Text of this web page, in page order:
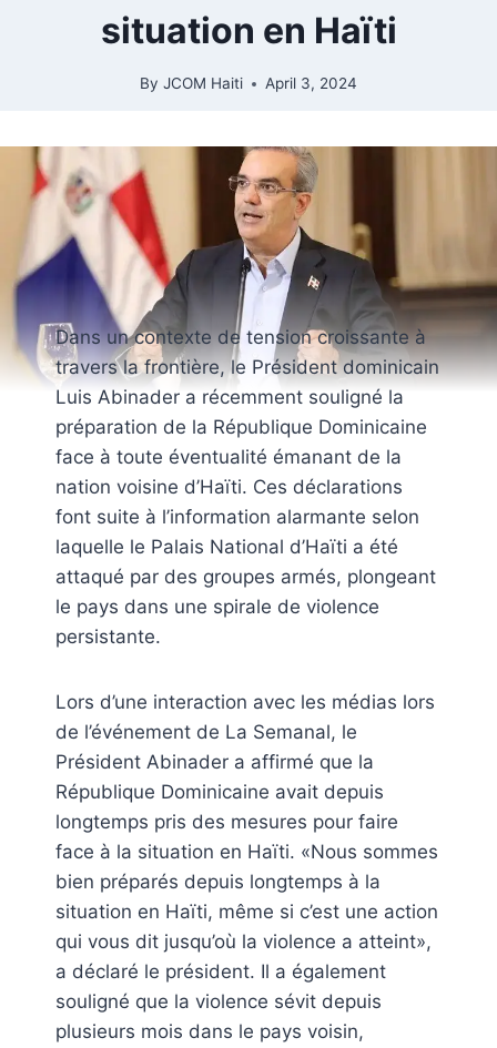
situation en Haïti
By JCOM Haiti April 3, 2024
Dans un contexte de tension croissante à
travers la frontière, le Président dominicain
Luis Abinader a récemment souligné la
préparation de la République Dominicaine
face à toute éventualité émanant de la
nation voisine d’Haïti. Ces déclarations
font suite à l’information alarmante selon
laquelle le Palais National d’Haïti a été
attaqué par des groupes armés, plongeant
le pays dans une spirale de violence
persistante.
Lors d’une interaction avec les médias lors
de l’événement de La Semanal, le
Président Abinader a affirmé que la
République Dominicaine avait depuis
longtemps pris des mesures pour faire
face à la situation en Haïti. «Nous sommes
bien préparés depuis longtemps à la
situation en Haïti, même si c’est une action
qui vous dit jusqu’où la violence a atteint»,
a déclaré le président. Il a également
souligné que la violence sévit depuis
plusieurs mois dans le pays voisin,